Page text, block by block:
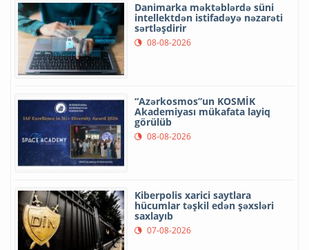
Danimarka məktəblərdə süni
intellektdən istifadəyə nəzarəti
sərtləşdirir
08-08-2026
“Azərkosmos”un KOSMİK
Akademiyası mükafata layiq
görülüb
08-08-2026
Kiberpolis xarici saytlara
hücumlar təşkil edən şəxsləri
saxlayıb
07-08-2026